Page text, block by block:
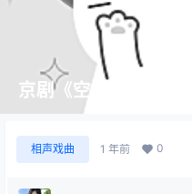
京剧《空城计》MP3
相声戏曲 1 年前 0